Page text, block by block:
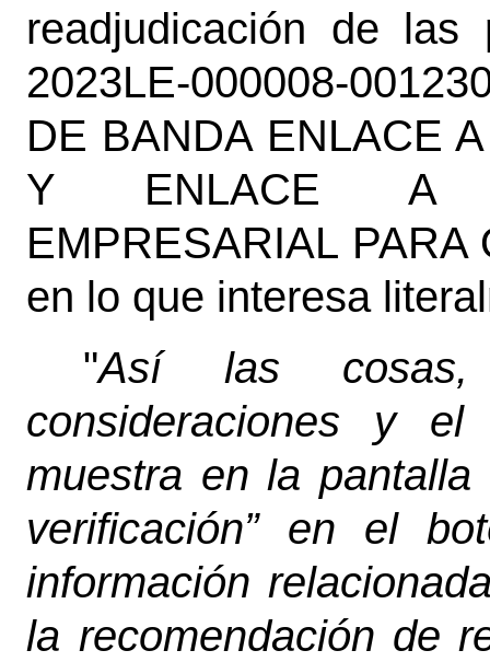
readjudicación de las
2023LE-000008-
DE BANDA ENLACE
Y ENLACE A
EMPRESARIAL
en lo que interesa
"Así las cosas,
consideraciones y
muestra en la
verificación” en el
información
la recomendación de